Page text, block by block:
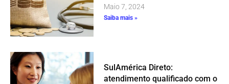
Maio 7, 2024
Saiba mais »
SulAmérica Direto:
atendimento qualificado com o